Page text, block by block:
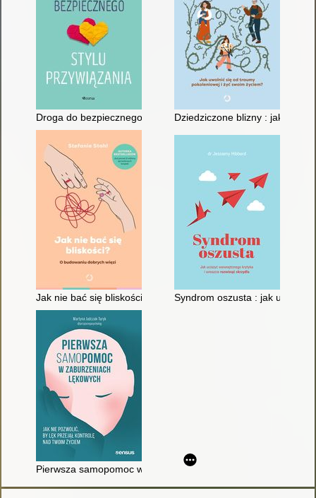
Droga do bezpiecznego stylu przywiązaniaDziedziczone blizny : jak
Jak nie bać się bliskości? : o budowaniu dobrych więzi
Syndrom oszusta : jak uciszyć
Pierwsza samopomoc w zaburzeniach lękowych : jak nie